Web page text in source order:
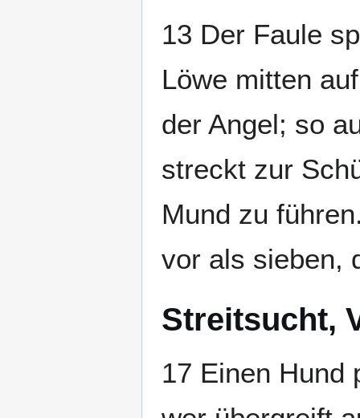
13 Der Faule
Löwe mitten
der Angel; so
streckt zur
Mund zu
vor als sieben,
Streitsucht,
17 Einen Hund